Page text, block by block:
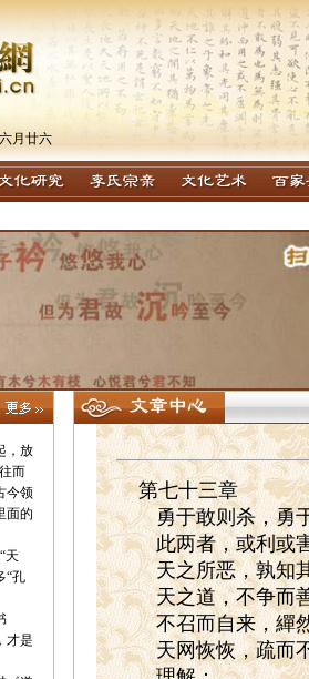
月廿六
，放
而
今领
面的
天
“孔
才是
第七十三章
勇于敢则杀，勇于
此两者，或利或
天之所恶，孰知其
天之道，不争而善
不召而自来，繟然
天网恢恢，疏而